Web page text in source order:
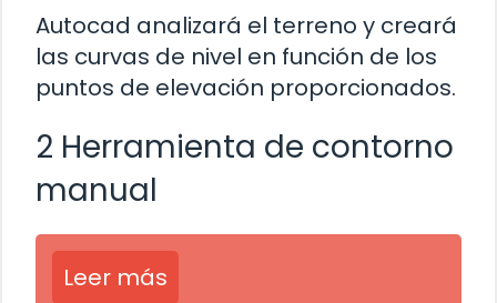
Autocad analizará el terreno y creará
las curvas de nivel en función de los
puntos de elevación proporcionados.
2 Herramienta de contorno
manual
Leer más